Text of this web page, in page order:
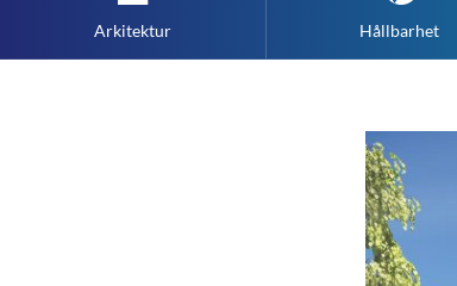
Arkitektur Hållbarhet